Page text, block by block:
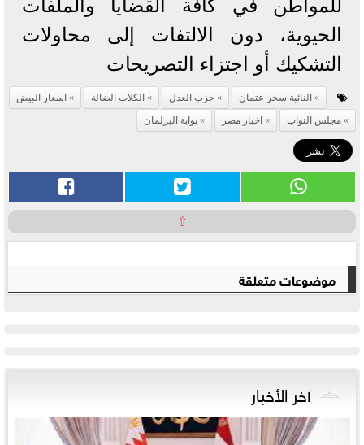
للمواطن في كافة القضايا والملفات
الحيوية، دون الالتفات إلى محاولات
التشكيك أو اجتزاء التصريحات
النائبة سحر عتمان حزب العدل الكلاب الضالة
اسعار البيض
مجلس النواب
اخبار مصر بوابة البرلمان
⇧
موضوعات متعلقة
آخر الأخبار